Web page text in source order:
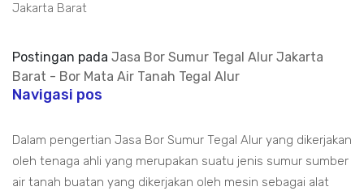
Jakarta Barat
Postingan pada Jasa Bor Sumur Tegal Alur Jakarta
Barat - Bor Mata Air Tanah Tegal Alur
Navigasi pos
Dalam pengertian Jasa Bor Sumur Tegal Alur yang dikerjakan
oleh tenaga ahli yang merupakan suatu jenis sumur sumber
air tanah buatan yang dikerjakan oleh mesin sebagai alat